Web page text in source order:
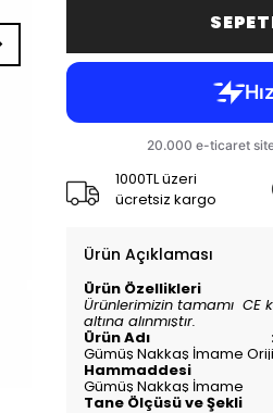
1000TL üzeri
ücretsiz kargo
Ürün Açıklaması
Ürün Özellikleri
Ürünlerimizin tamamı CE
altına alınmıştır.
Ürün Adı
Gümüş Nakkaş İmame
Gümüş Nakkaş İmame
Tane Ölçüsü ve